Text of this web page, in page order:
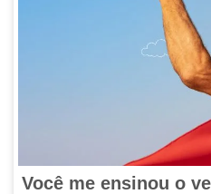
Você me ensinou o